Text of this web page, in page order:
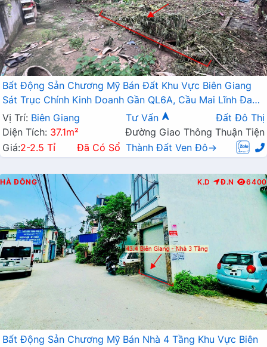
Bất Động Sản Chương Mỹ Bán Đất Khu Vực Biên Giang
Sát Trục Chính Kinh Doanh Gần QL6A, Cầu Mai Lĩnh Đang
Mở Rộng
Vị Trí: Biên Giang Tư Vấn
Đất Đô Thị
Diện Tích: 37.1m²
Đường Giao Thông Thuận Tiện
Giá:2-2.5 Tỉ Đã Có Sổ Thành Đất Ven Đô→
HÀ ĐÔNG K.D Đ.N 6400
Bất Động Sản Chương Mỹ Bán Nhà 4 Tầng Khu Vực Biên